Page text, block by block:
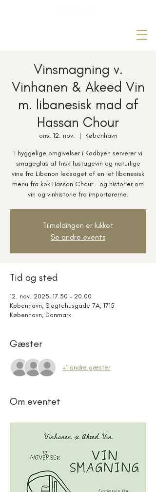
Vinsmagning v.
Vinhanen & Akeed Vin
m. libanesisk mad af
Hassan Chour
ons. 12. nov.
  |
København
I hyggelige omgivelser i Kødbyen serverer vi
smageglas af frisk fustagevin og naturlige
vine fra Libanon ledsaget af en let libanesisk
menu fra kok Hassan Chour – og historier om
vin og vinhistorie fra importørerne.
Tilmeldingen er lukket
Se andre events
Tid og sted
12. nov. 2025, 17.30 – 20.00
København, Slagtehusgade 7A, 1715
København, Danmark
Gæster
+1 andre gæster
Om eventet